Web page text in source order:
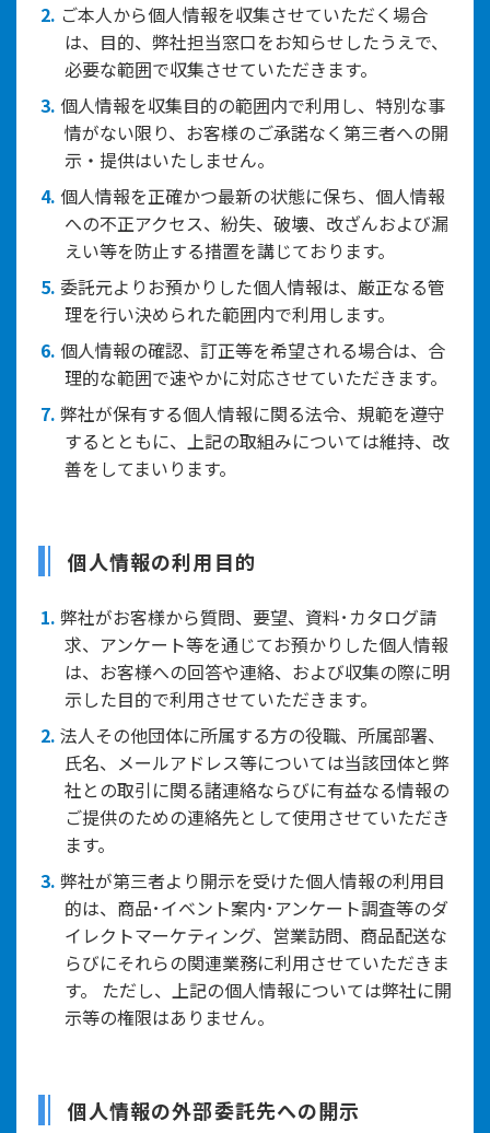
2. ご本人から個人情報を収集させていただく場合
は、目的、弊社担当窓口をお知らせしたうえで、
必要な範囲で収集させていただきます。
3. 個人情報を収集目的の範囲内で利用し、特別な事
情がない限り、お客様のご承諾なく第三者への開
示・提供はいたしません。
4. 個人情報を正確かつ最新の状態に保ち、個人情報
への不正アクセス、紛失、破壊、改ざんおよび漏
えい等を防止する措置を講じております。
5. 委託元よりお預かりした個人情報は、厳正なる管
理を行い決められた範囲内で利用します。
6. 個人情報の確認、訂正等を希望される場合は、合
理的な範囲で速やかに対応させていただきます。
7. 弊社が保有する個人情報に関る法令、規範を遵守
するとともに、上記の取組みについては維持、改
善をしてまいります。
個人情報の利用目的
1. 弊社がお客様から質問、要望、資料･カタログ請
求、アンケート等を通じてお預かりした個人情報
は、お客様への回答や連絡、および収集の際に明
示した目的で利用させていただきます。
2. 法人その他団体に所属する方の役職、所属部署、
氏名、メールアドレス等については当該団体と弊
社との取引に関る諸連絡ならびに有益なる情報の
ご提供のための連絡先として使用させていただき
ます。
3. 弊社が第三者より開示を受けた個人情報の利用目
的は、商品･イベント案内･アンケート調査等のダ
イレクトマーケティング、営業訪問、商品配送な
らびにそれらの関連業務に利用させていただきま
す。 ただし、上記の個人情報については弊社に開
示等の権限はありません。
個人情報の外部委託先への開示